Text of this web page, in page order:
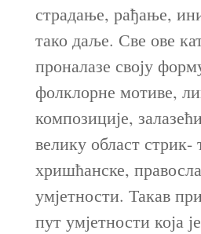
страдање, рађање,
тако даље. Све ове
проналазе своју
фолклорне мотиве,
композиције,
велику област стрик-
хришћанске,
умјетности. Такав
пут умјетности која